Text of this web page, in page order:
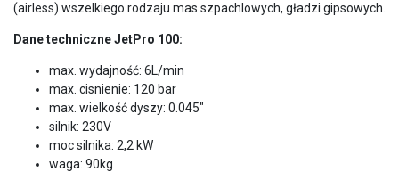
(airless) wszelkiego rodzaju mas szpachlowych, gładzi gipsowych.
Dane techniczneJetPro 100:
max. wydajność: 6L/min
max. cisnienie: 120 bar
max. wielkość dyszy: 0.045″
silnik: 230V
moc silnika: 2,2 kW
waga: 90kg